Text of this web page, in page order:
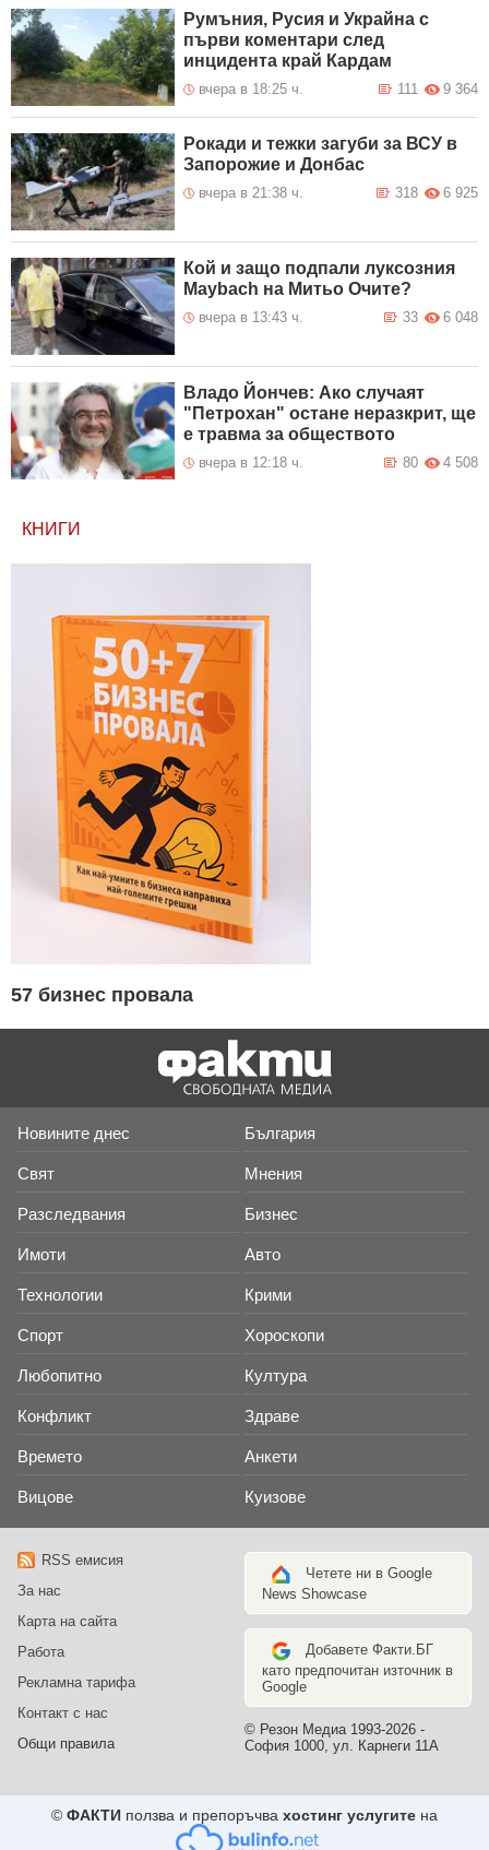
Румъния, Русия и Украйна с
първи коментари след
инцидента край Кардам
вчера в 18:25 ч. 9 364
111
Рокади и тежки загуби за ВСУ в
Запорожие и Донбас
вчера в 21:38 ч. 6 925
318
Кой и защо подпали луксозния
Maybach на Митьо Очите?
вчера в 13:43 ч. 6 048
33
Владо Йончев: Ако случаят
"Петрохан" остане неразкрит, ще
е травма за обществото
вчера в 12:18 ч. 4 508
80
КНИГИ
57 бизнес провала
Новините днес България
Свят Мнения
Разследвания Бизнес
Имоти Авто
Технологии Крими
Спорт Хороскопи
Любопитно Култура
Конфликт Здраве
Времето Анкети
Вицове Куизове
RSS емисия
За нас
Карта на сайта
Работа
Рекламна тарифа
Контакт с нас
Общи правила
Четете ни в Google
News Showcase
Добавете Факти.БГ
като предпочитан източник в
Google
© Резон Медиа 1993-2026 -
София 1000, ул. Карнеги 11А
© ФАКТИ ползва и препоръчва хостинг услугите на